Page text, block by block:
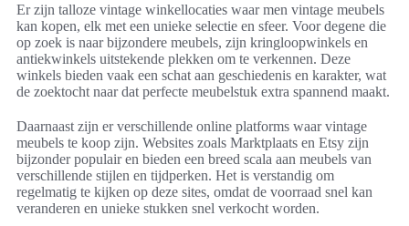
Er zijn talloze vintage winkellocaties waar men vintage meubels
kan kopen, elk met een unieke selectie en sfeer. Voor degene die
op zoek is naar bijzondere meubels, zijn kringloopwinkels en
antiekwinkels uitstekende plekken om te verkennen. Deze
winkels bieden vaak een schat aan geschiedenis en karakter, wat
de zoektocht naar dat perfecte meubelstuk extra spannend maakt.
Daarnaast zijn er verschillende online platforms waar vintage
meubels te koop zijn. Websites zoals Marktplaats en Etsy zijn
bijzonder populair en bieden een breed scala aan meubels van
verschillende stijlen en tijdperken. Het is verstandig om
regelmatig te kijken op deze sites, omdat de voorraad snel kan
veranderen en unieke stukken snel verkocht worden.